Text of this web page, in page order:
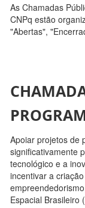
As Chamadas
CNPq estão
"Abertas",
Apoiar projetos de
significativamente
tecnológico e a
incentivar a
Espacial Brasileiro